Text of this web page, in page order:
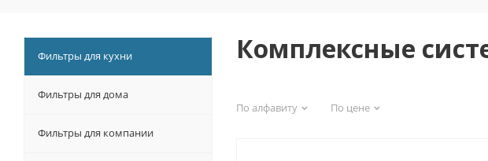
Фильтры для кухни
Фильтры для дома
Фильтры для компании
Комплексные
По алфавиту По цене